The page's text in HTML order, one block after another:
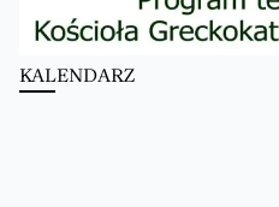
KALENDARZ